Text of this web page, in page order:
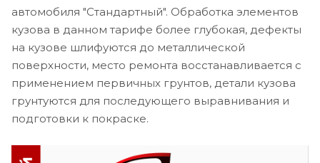
автомобиля "Стандартный". Обработка элементов
кузова в данном тарифе более глубокая, дефекты
на кузове шлифуются до металлической
поверхности, место ремонта восстанавливается с
применением первичных грунтов, детали кузова
грунтуются для последующего выравнивания и
подготовки к покраске.